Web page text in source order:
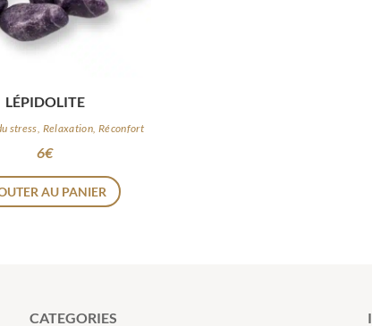
LÉPIDOLITE
stress, Relaxation, Réconfort
6€
AU PANIER
CATEGORIES